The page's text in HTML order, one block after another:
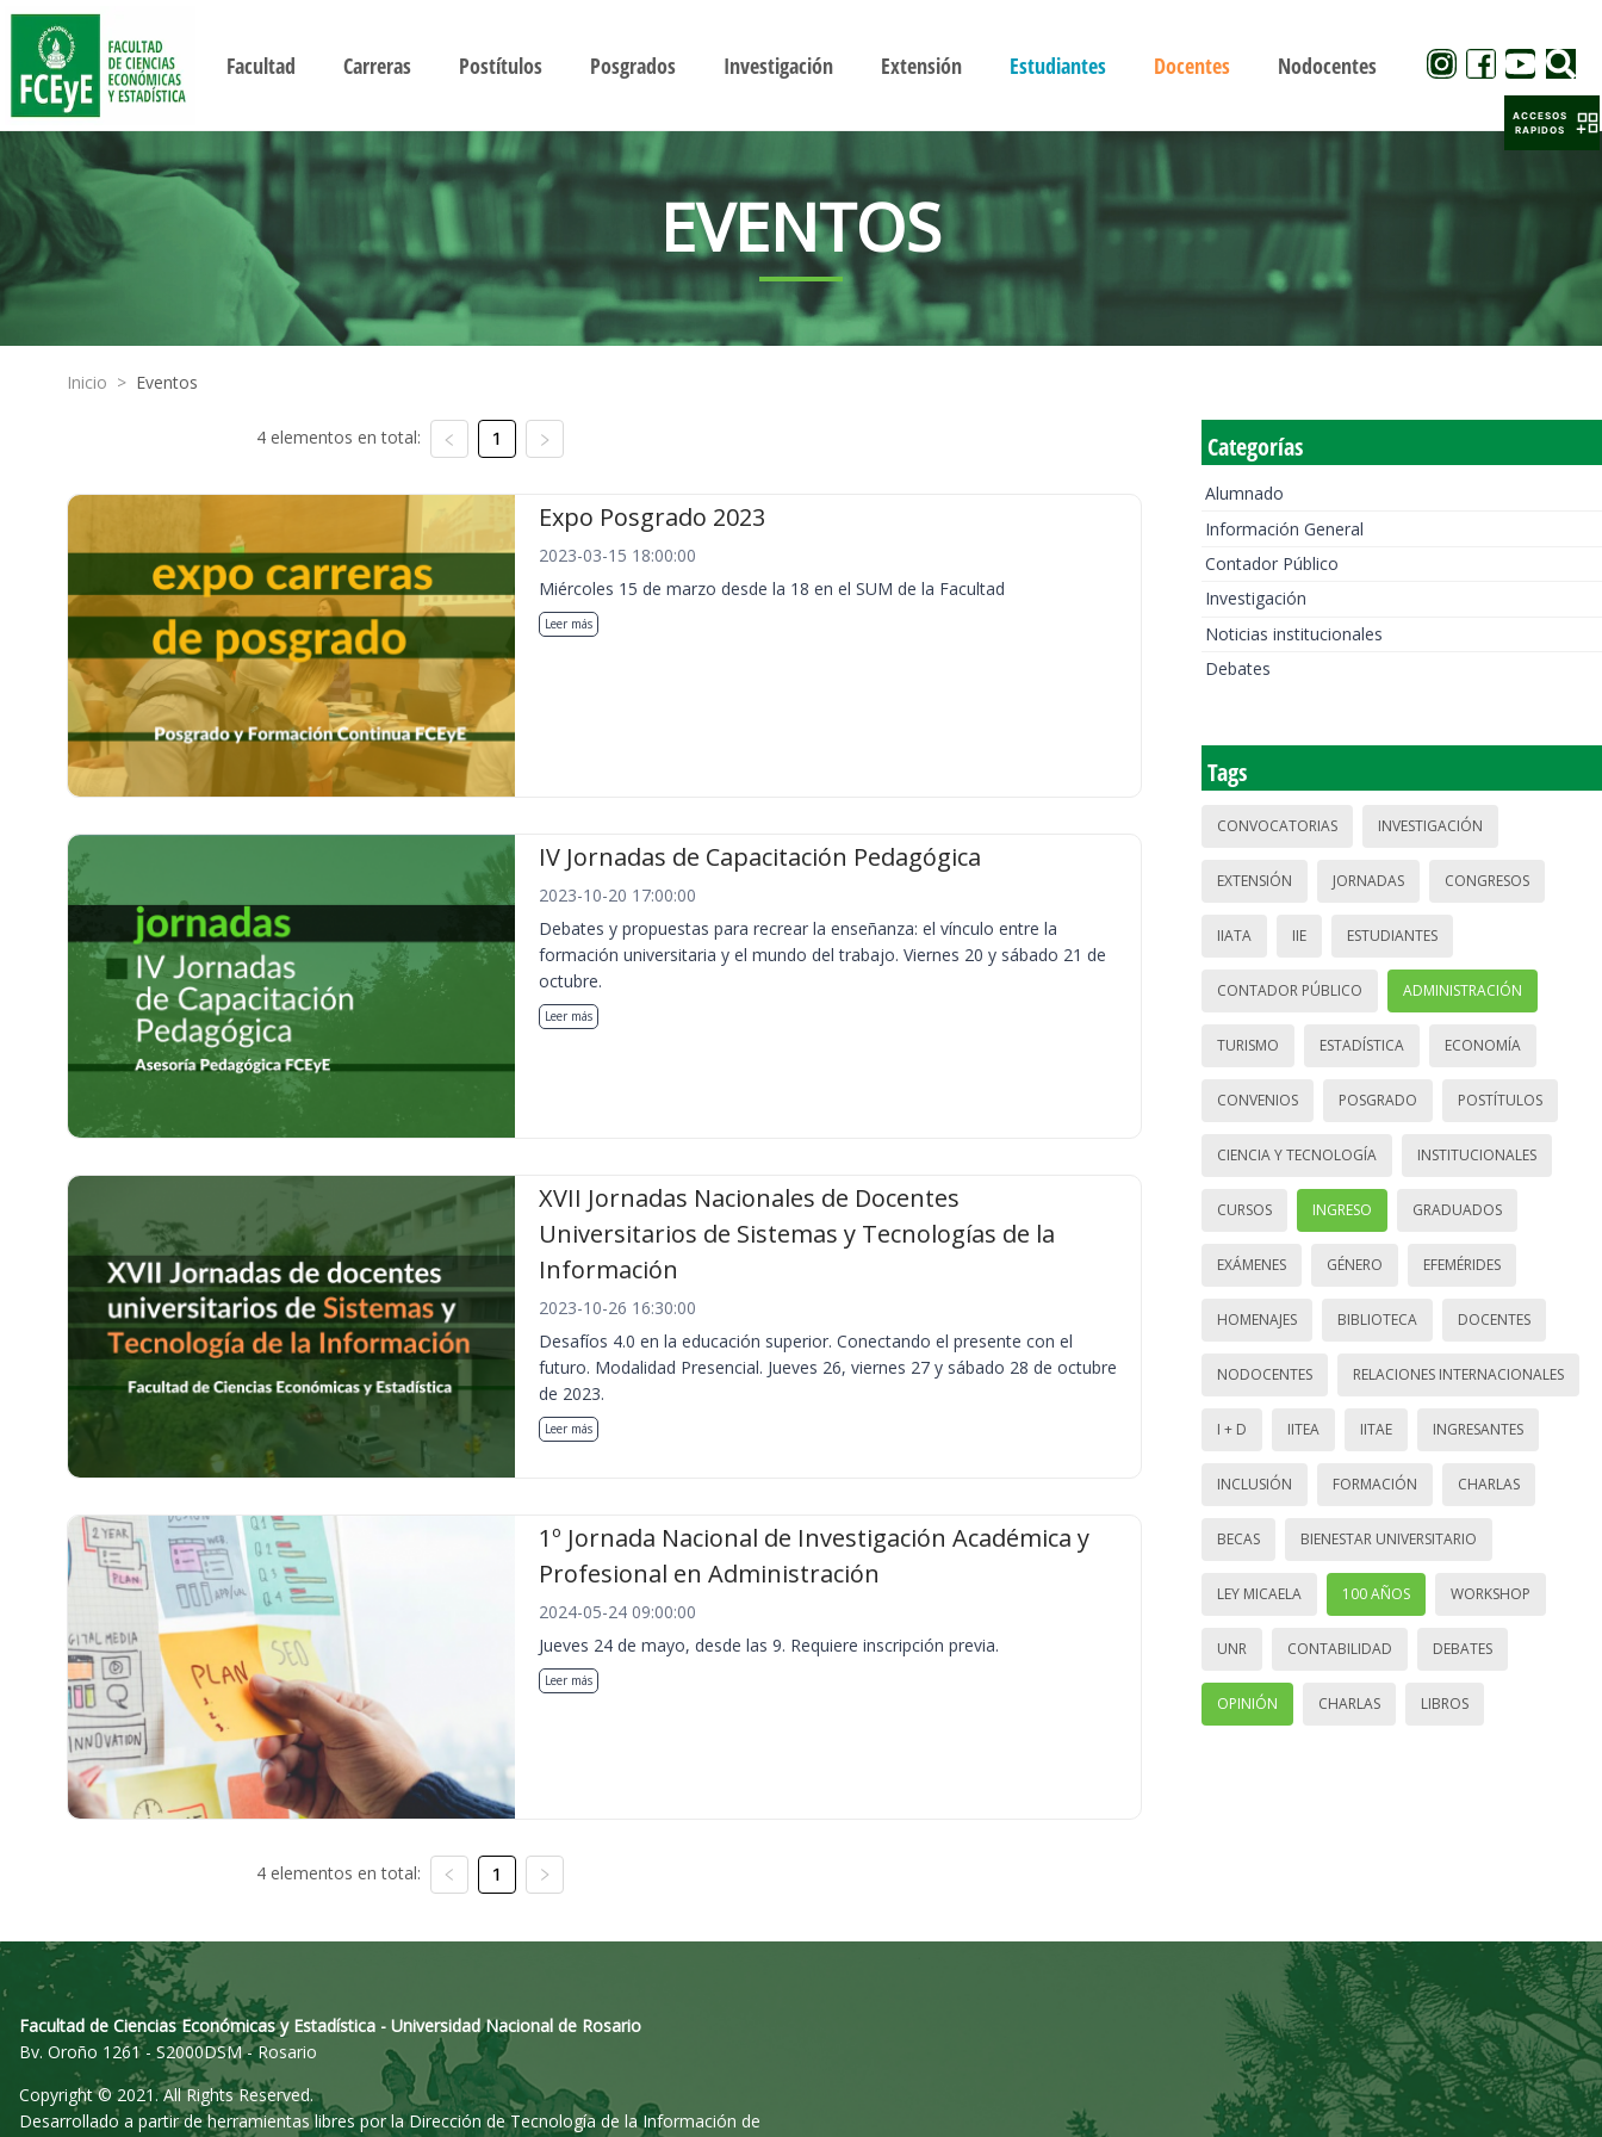
Facultad Carreras Postítulos Posgrados Investigación Extensión Estudiantes Docentes Nodocentes
EVENTOS
Inicio > Eventos
4 elementos en total: 1
Expo Posgrado 2023
2023-03-15 18:00:00
Miércoles 15 de marzo desde la 18 en el SUM de la Facultad
Leer más
IV Jornadas de Capacitación Pedagógica
2023-10-20 17:00:00
Debates y propuestas para recrear la enseñanza: el vínculo entre la
formación universitaria y el mundo del trabajo. Viernes 20 y sábado 21 de
octubre.
Leer más
XVII Jornadas Nacionales de Docentes
Universitarios de Sistemas y Tecnologías de la
Información
2023-10-26 16:30:00
Desafíos 4.0 en la educación superior. Conectando el presente con el
futuro. Modalidad Presencial. Jueves 26, viernes 27 y sábado 28 de octubre
de 2023.
Leer más
1º Jornada Nacional de Investigación Académica y
Profesional en Administración
2024-05-24 09:00:00
Jueves 24 de mayo, desde las 9. Requiere inscripción previa.
Leer más
4 elementos en total: 1
Categorías
Alumnado
Información General
Contador Público
Investigación
Noticias institucionales
Debates
Tags
CONVOCATORIAS INVESTIGACIÓN
EXTENSIÓN JORNADAS CONGRESOS
IIATA IIE ESTUDIANTES
CONTADOR PÚBLICO ADMINISTRACIÓN
TURISMO ESTADÍSTICA ECONOMÍA
CONVENIOS POSGRADO POSTÍTULOS
CIENCIA Y TECNOLOGÍA INSTITUCIONALES
CURSOS INGRESO GRADUADOS
EXÁMENES GÉNERO EFEMÉRIDES
HOMENAJES BIBLIOTECA DOCENTES
NODOCENTES RELACIONES INTERNACIONALES
I + D IITEA IITAE INGRESANTES
INCLUSIÓN FORMACIÓN CHARLAS
BECAS BIENESTAR UNIVERSITARIO
LEY MICAELA 100 AÑOS WORKSHOP
UNR CONTABILIDAD DEBATES
OPINIÓN CHARLAS LIBROS
Facultad de Ciencias Económicas y Estadística - Universidad Nacional de Rosario
Bv. Oroño 1261 - S2000DSM - Rosario
Copyright © 2021. All Rights Reserved.
Desarrollado a partir de herramientas libres por la Dirección de Tecnología de la Información de
ACCESOS
RAPIDOS